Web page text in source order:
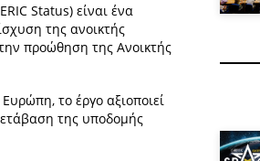
Status) είναι ένα
της ανοικτής
προώθηση της Ανοικτής
το έργο αξιοποιεί
της υποδομής